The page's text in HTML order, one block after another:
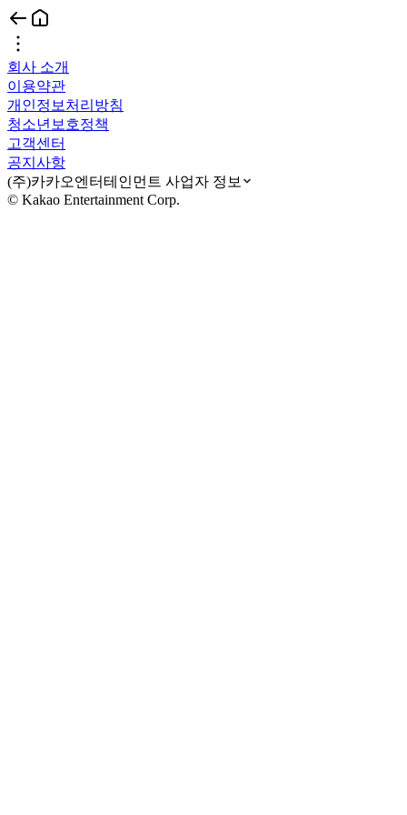
회사 소개
이용약관
개인정보처리방침
청소년보호정책
고객센터
공지사항
(주)카카오엔터테인먼트 사업자 정보
© Kakao Entertainment Corp.